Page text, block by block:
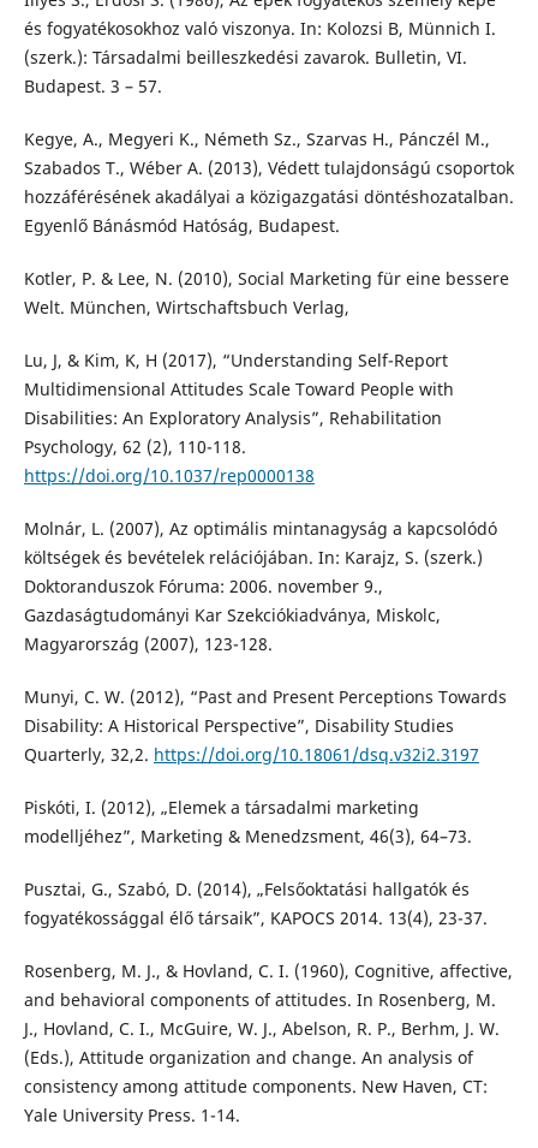
és fogyatékosokhoz való viszonya. In: Kolozsi B, Münnich I.
(szerk.): Társadalmi beilleszkedési zavarok. Bulletin, VI.
Budapest. 3 – 57.
Kegye, A., Megyeri K., Németh Sz., Szarvas H., Pánczél M.,
Szabados T., Wéber A. (2013), Védett tulajdonságú csoportok
hozzáférésének akadályai a közigazgatási döntéshozatalban.
Egyenlő Bánásmód Hatóság, Budapest.
Kotler, P. & Lee, N. (2010), Social Marketing für eine bessere
Welt. München, Wirtschaftsbuch Verlag,
Lu, J, & Kim, K, H (2017), “Understanding Self-Report
Multidimensional Attitudes Scale Toward People with
Disabilities: An Exploratory Analysis”, Rehabilitation
Psychology, 62 (2), 110-118.
https://doi.org/10.1037/rep0000138
Molnár, L. (2007), Az optimális mintanagyság a kapcsolódó
költségek és bevételek relációjában. In: Karajz, S. (szerk.)
Doktoranduszok Fóruma: 2006. november 9.,
Gazdaságtudományi Kar Szekciókiadványa, Miskolc,
Magyarország (2007), 123-128.
Munyi, C. W. (2012), “Past and Present Perceptions Towards
Disability: A Historical Perspective”, Disability Studies
Quarterly, 32,2. https://doi.org/10.18061/dsq.v32i2.3197
Piskóti, I. (2012), „Elemek a társadalmi marketing
modelljéhez”, Marketing & Menedzsment, 46(3), 64–73.
Pusztai, G., Szabó, D. (2014), „Felsőoktatási hallgatók és
fogyatékossággal élő társaik”, KAPOCS 2014. 13(4), 23-37.
Rosenberg, M. J., & Hovland, C. I. (1960), Cognitive, affective,
and behavioral components of attitudes. In Rosenberg, M.
J., Hovland, C. I., McGuire, W. J., Abelson, R. P., Berhm, J. W.
(Eds.), Attitude organization and change. An analysis of
consistency among attitude components. New Haven, CT:
Yale University Press. 1-14.